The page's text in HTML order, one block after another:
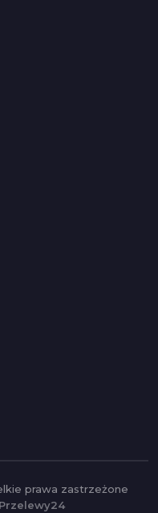
prawa zastrzeżone
Przelewy24